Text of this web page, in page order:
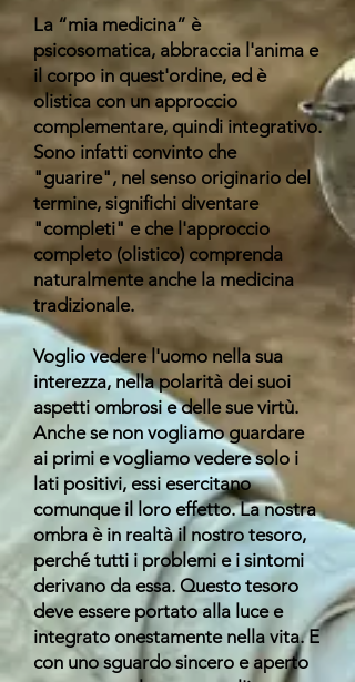
La “mia medicina” è
psicosomatica, abbraccia l'anima e
il corpo in quest'ordine, ed è
olistica con un approccio
complementare, quindi integrativo.
Sono infatti convinto che
"guarire", nel senso originario del
termine, significhi diventare
"completi" e che l'approccio
completo (olistico) comprenda
naturalmente anche la medicina
tradizionale.
Voglio vedere l'uomo nella sua
interezza, nella polarità dei suoi
aspetti ombrosi e delle sue virtù.
Anche se non vogliamo guardare
ai primi e vogliamo vedere solo i
lati positivi, essi esercitano
comunque il loro effetto. La nostra
ombra è in realtà il nostro tesoro,
perché tutti i problemi e i sintomi
derivano da essa. Questo tesoro
deve essere portato alla luce e
integrato onestamente nella vita. E
con uno sguardo sincero e aperto